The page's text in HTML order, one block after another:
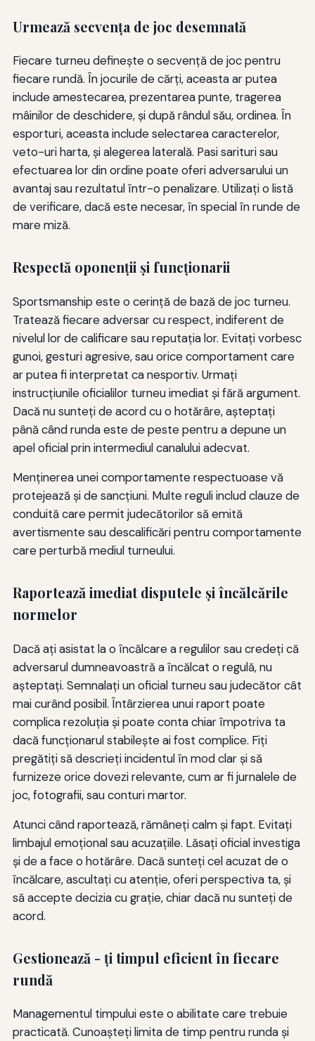
Urmează secvenţa de joc desemnată
Fiecare turneu definește o secvență de joc pentru
fiecare rundă. În jocurile de cărți, aceasta ar putea
include amestecarea, prezentarea punte, tragerea
mâinilor de deschidere, și după rândul său, ordinea. În
esporturi, aceasta include selectarea caracterelor,
veto-uri harta, și alegerea laterală. Pasi sarituri sau
efectuarea lor din ordine poate oferi adversarului un
avantaj sau rezultatul într-o penalizare. Utilizați o listă
de verificare, dacă este necesar, în special în runde de
mare miză.
Respectă oponenţii şi funcţionarii
Sportsmanship este o cerință de bază de joc turneu.
Tratează fiecare adversar cu respect, indiferent de
nivelul lor de calificare sau reputația lor. Evitați vorbesc
gunoi, gesturi agresive, sau orice comportament care
ar putea fi interpretat ca nesportiv. Urmați
instrucțiunile oficialilor turneu imediat și fără argument.
Dacă nu sunteți de acord cu o hotărâre, așteptați
până când runda este de peste pentru a depune un
apel oficial prin intermediul canalului adecvat.
Menținerea unei comportamente respectuoase vă
protejează și de sancțiuni. Multe reguli includ clauze de
conduită care permit judecătorilor să emită
avertismente sau descalificări pentru comportamente
care perturbă mediul turneului.
Raportează imediat disputele şi încălcările
normelor
Dacă ați asistat la o încălcare a regulilor sau credeți că
adversarul dumneavoastră a încălcat o regulă, nu
așteptați. Semnalați un oficial turneu sau judecător cât
mai curând posibil. Întârzierea unui raport poate
complica rezoluția și poate conta chiar împotriva ta
dacă funcționarul stabilește ai fost complice. Fiți
pregătiți să descrieți incidentul în mod clar și să
furnizeze orice dovezi relevante, cum ar fi jurnalele de
joc, fotografii, sau conturi martor.
Atunci când raportează, rămâneți calm și fapt. Evitați
limbajul emoțional sau acuzațiile. Lăsați oficial investiga
și de a face o hotărâre. Dacă sunteți cel acuzat de o
încălcare, ascultați cu atenție, oferi perspectiva ta, și
să accepte decizia cu grație, chiar dacă nu sunteți de
acord.
Gestionează - ţi timpul eficient în fiecare
rundă
Managementul timpului este o abilitate care trebuie
practicată. Cunoaşteţi limita de timp pentru runda şi